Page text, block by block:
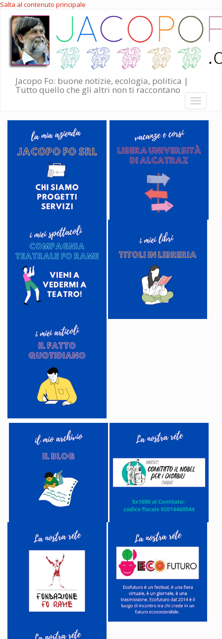
Salta al contenuto principale
Jacopo Fo: buone notizie, ecologia, politica |
Tutto quello che gli altri non ti raccontano
Toggle